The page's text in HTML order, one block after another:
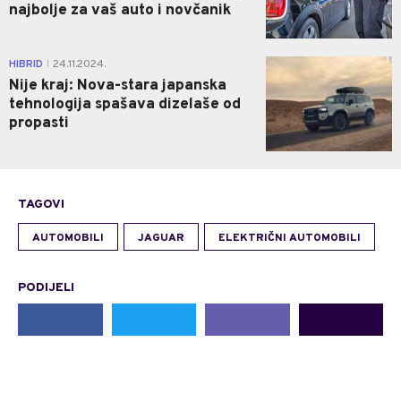
najbolje za vaš auto i novčanik
HIBRID 24.11.2024.
Nije kraj: Nova-stara japanska
tehnologija spašava dizelaše od
propasti
1
TAGOVI
AUTOMOBILI JAGUAR ELEKTRIČNI AUTOMOBILI
PODIJELI